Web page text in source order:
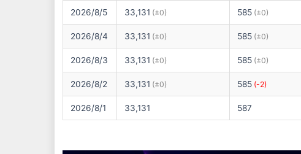
2026/8/5 33,131 (±0) 585 (±0)
2026/8/4 33,131 (±0) 585 (±0)
2026/8/3 33,131 (±0) 585 (±0)
2026/8/2 33,131 (±0) 585 (-2)
2026/8/1 33,131 587